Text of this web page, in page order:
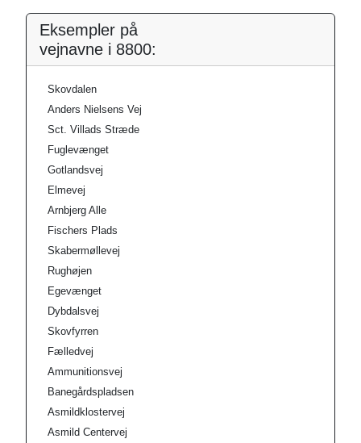
Eksempler på
vejnavne i 8800:
Skovdalen
Anders Nielsens Vej
Sct. Villads Stræde
Fuglevænget
Gotlandsvej
Elmevej
Arnbjerg Alle
Fischers Plads
Skabermøllevej
Rughøjen
Egevænget
Dybdalsvej
Skovfyrren
Fælledvej
Ammunitionsvej
Banegårdspladsen
Asmildklostervej
Asmild Centervej